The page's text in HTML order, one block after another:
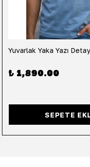
₺ 1,890.00
SEPETE